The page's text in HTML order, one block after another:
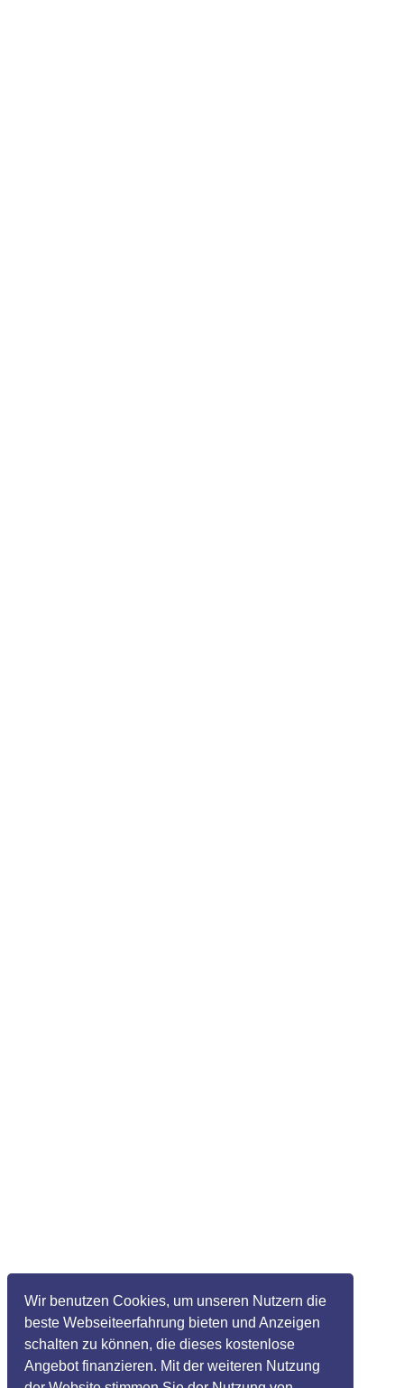
Wir benutzen Cookies, um unseren Nutzern die
beste Webseiteerfahrung bieten und Anzeigen
schalten zu können, die dieses kostenlose
Angebot finanzieren. Mit der weiteren Nutzung